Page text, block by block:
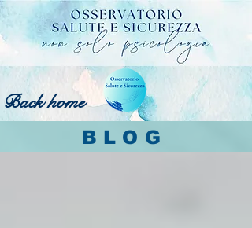
Back home
BLOG